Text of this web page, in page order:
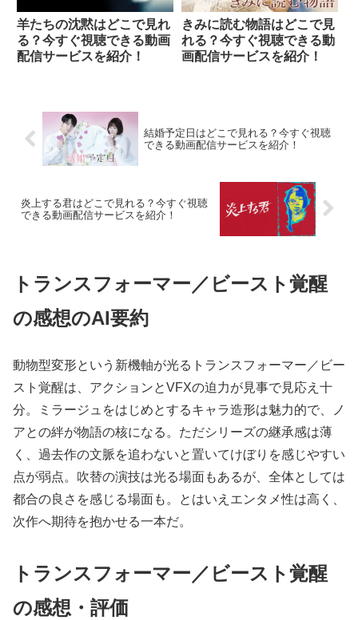
羊たちの沈黙はどこで見れ
る？今すぐ視聴できる動画
配信サービスを紹介！
きみに読む物語はどこで見
れる？今すぐ視聴できる動
画配信サービスを紹介！
結婚予定日はどこで見れる？今すぐ視聴
できる動画配信サービスを紹介！
炎上する君はどこで見れる？今すぐ視聴
できる動画配信サービスを紹介！
トランスフォーマー／ビースト覚醒
の感想のAI要約
動物型変形という新機軸が光るトランスフォーマー／ビー
スト覚醒は、アクションとVFXの迫力が見事で見応え十
分。ミラージュをはじめとするキャラ造形は魅力的で、ノ
アとの絆が物語の核になる。ただシリーズの継承感は薄
く、過去作の文脈を追わないと置いてけぼりを感じやすい
点が弱点。吹替の演技は光る場面もあるが、全体としては
都合の良さを感じる場面も。とはいえエンタメ性は高く、
次作へ期待を抱かせる一本だ。
トランスフォーマー／ビースト覚醒
の感想・評価